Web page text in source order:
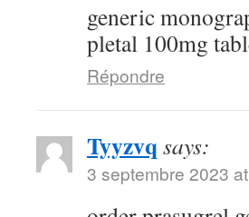
generic
pletal 100mg
Répondre
Tyyzvq says:
3 septembre 2023